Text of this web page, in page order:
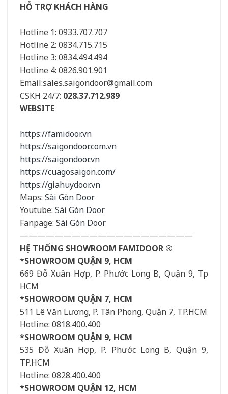
HỖ TRỢ KHÁCH HÀNG
Hotline 1: 0933.707.707
Hotline 2: 0834.715.715
Hotline 3: 0834.494.494
Hotline 4: 0826.901.901
Email:sales.saigondoor@gmail.com
CSKH 24/7: 028.37.712.989
WEBSITE
https://famidoor.vn
https://saigondoor.com.vn
https://saigondoor.vn
https://cuagosaigon.com/
https://giahuydoor.vn
Maps: Sài Gòn Door
Youtube: Sài Gòn Door
Fanpage: Sài Gòn Door
————————————————————
HỆ THỐNG SHOWROOM FAMIDOOR ®
*SHOWROOM QUẬN 9, HCM
669 Đỗ Xuân Hợp, P. Phước Long B, Quận 9, Tp
HCM
*SHOWROOM QUẬN 7, HCM
511 Lê Văn Lương, P. Tân Phong, Quận 7, TP.HCM
Hotline: 0818.400.400
*SHOWROOM QUẬN 9, HCM
535 Đỗ Xuân Hợp, P. Phước Long B, Quận 9,
TP.HCM
Hotline: 0828.400.400
*SHOWROOM QUẬN 12, HCM